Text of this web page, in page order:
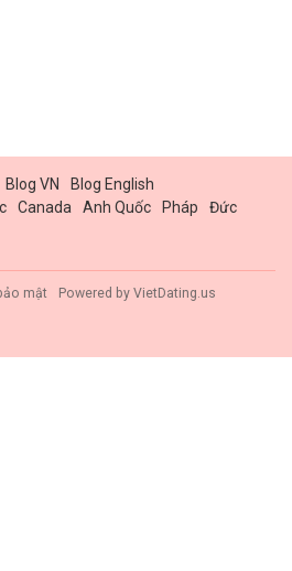
Blog VN
Blog English
Canada Anh Quốc Pháp
Đức
mật Powered by VietDating.us